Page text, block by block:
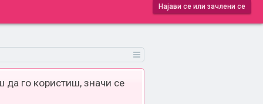
Најави се или зачлени се
го користиш, значи се